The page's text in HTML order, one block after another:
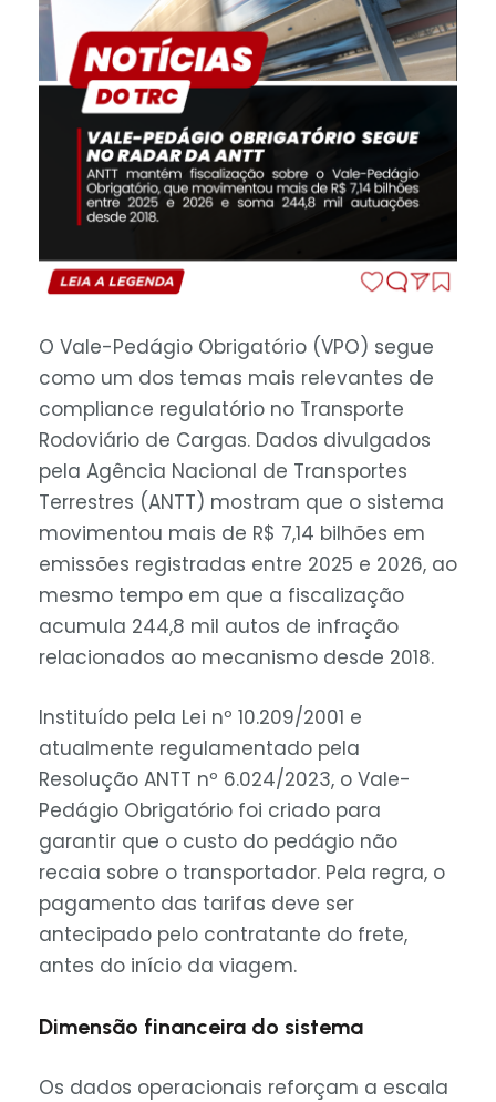
O Vale-Pedágio Obrigatório (VPO) segue
como um dos temas mais relevantes de
compliance regulatório no Transporte
Rodoviário de Cargas. Dados divulgados
pela Agência Nacional de Transportes
Terrestres (ANTT) mostram que o sistema
movimentou mais de R$ 7,14 bilhões em
emissões registradas entre 2025 e 2026, ao
mesmo tempo em que a fiscalização
acumula 244,8 mil autos de infração
relacionados ao mecanismo desde 2018.
Instituído pela Lei nº 10.209/2001 e
atualmente regulamentado pela
Resolução ANTT nº 6.024/2023, o Vale-
Pedágio Obrigatório foi criado para
garantir que o custo do pedágio não
recaia sobre o transportador. Pela regra, o
pagamento das tarifas deve ser
antecipado pelo contratante do frete,
antes do início da viagem.
Dimensão financeira do sistema
Os dados operacionais reforçam a escala